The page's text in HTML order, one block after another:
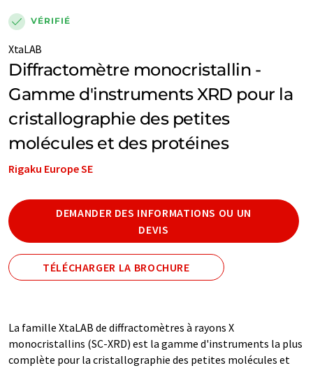
VÉRIFIÉ
XtaLAB
Diffractomètre monocristallin -
Gamme d'instruments XRD pour la
cristallographie des petites
molécules et des protéines
Rigaku Europe SE
DEMANDER DES INFORMATIONS OU UN
DEVIS
TÉLÉCHARGER LA BROCHURE
La famille XtaLAB de diffractomètres à rayons X
monocristallins (SC-XRD) est la gamme d'instruments la plus
complète pour la cristallographie des petites molécules et